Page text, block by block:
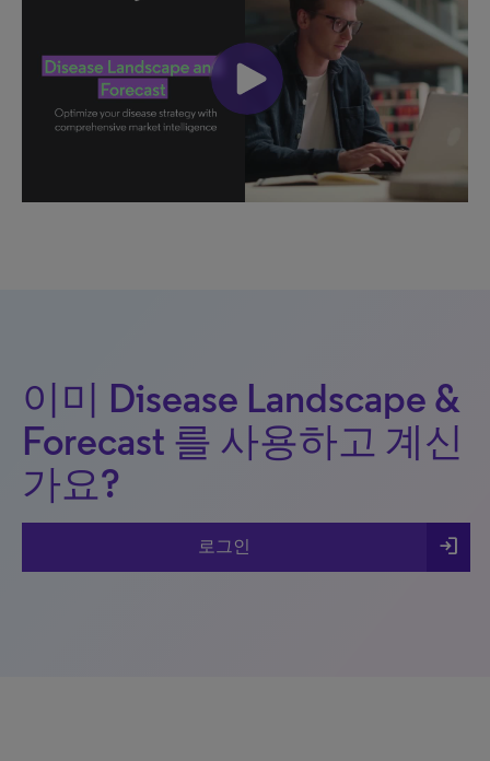
이미 Disease Landscape &
Forecast 를 사용하고 계신
가요?
로그인 login